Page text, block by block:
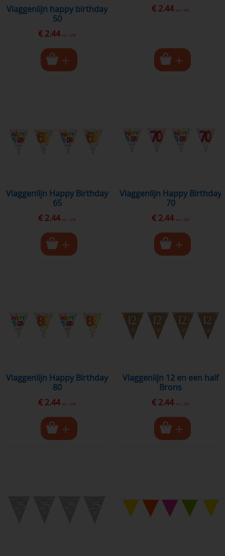
vlaggenlijn happy birthday
50
€ 2.44 excl. BTW
€ 2.44 excl. BTW
Vlaggenlijn Happy Birthday
65
€ 2.44 excl. BTW
Vlaggenlijn Happy Birthday
70
€ 2.44 excl. BTW
Vlaggenlijn Happy Birthday
80
€ 2.44 excl. BTW
vlaggenlijn 12 en een half
Brons
€ 2.44 excl. BTW